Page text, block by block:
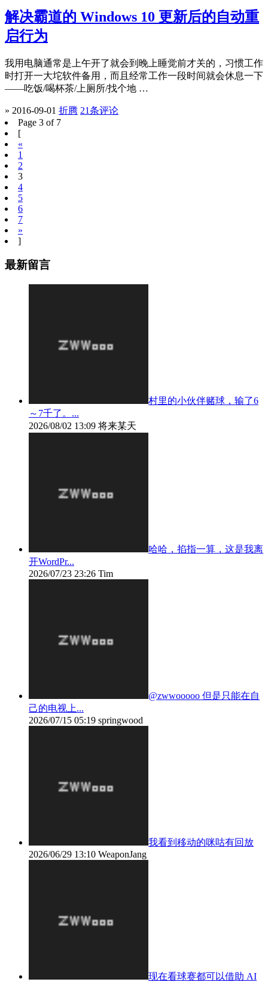
解决霸道的 Windows 10 更新后的自动重
启行为
我用电脑通常是上午开了就会到晚上睡觉前才关的，习惯工作
时打开一大坨软件备用，而且经常工作一段时间就会休息一下
——吃饭/喝杯茶/上厕所/找个地 …
» 2016-09-01 折腾 21条评论
Page 3 of 7
[
«
1
2
3
4
5
6
7
»
]
最新留言
村里的小伙伴赌球，输了6
～7千了。...
2026/08/02 13:09 将来某天
哈哈，掐指一算，这是我离
开WordPr...
2026/07/23 23:26 Tim
@zwwooooo 但是只能在自
己的电视上...
2026/07/15 05:19 springwood
我看到移动的咪咕有回放
2026/06/29 13:10 WeaponJang
现在看球赛都可以借助 AI